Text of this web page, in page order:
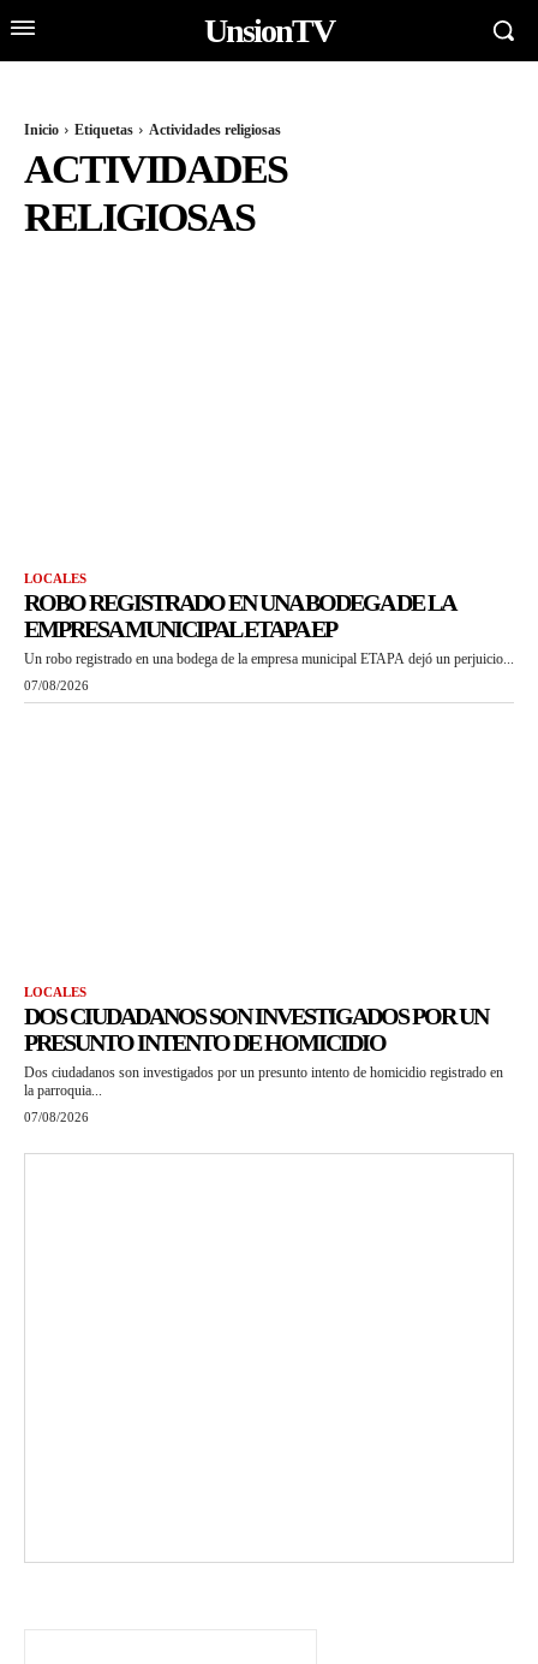
UnsionTV
Inicio Etiquetas Actividades religiosas
ACTIVIDADES
RELIGIOSAS
LOCALES
ROBO REGISTRADO EN UNA BODEGA DE LA
EMPRESA MUNICIPAL ETAPA EP
Un robo registrado en una bodega de la empresa municipal ETAPA dejó un perjuicio...
07/08/2026
LOCALES
DOS CIUDADANOS SON INVESTIGADOS POR UN
PRESUNTO INTENTO DE HOMICIDIO
Dos ciudadanos son investigados por un presunto intento de homicidio registrado en
la parroquia...
07/08/2026